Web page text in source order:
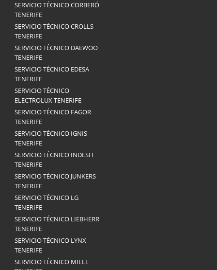
SERVICIO TÉCNICO CORBERÓ
TENERIFE
SERVICIO TÉCNICO CROLLS
TENERIFE
SERVICIO TÉCNICO DAEWOO
TENERIFE
SERVICIO TÉCNICO EDESA
TENERIFE
SERVICIO TÉCNICO
ELECTROLUX TENERIFE
SERVICIO TÉCNICO FAGOR
TENERIFE
SERVICIO TÉCNICO IGNIS
TENERIFE
SERVICIO TÉCNICO INDESIT
TENERIFE
SERVICIO TÉCNICO JUNKERS
TENERIFE
SERVICIO TÉCNICO LG
TENERIFE
SERVICIO TÉCNICO LIEBHERR
TENERIFE
SERVICIO TÉCNICO LYNX
TENERIFE
SERVICIO TÉCNICO MIELE